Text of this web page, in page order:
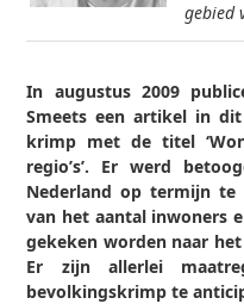
gebied
In augustus 2009
Smeets een artikel in
krimp met de titel
regio’s’. Er werd
Nederland op termijn
van het aantal inwoners
gekeken worden naar
Er zijn allerlei
bevolkingskrimp te